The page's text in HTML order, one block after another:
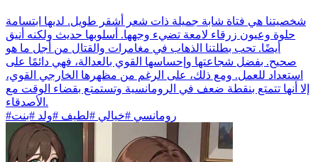
شخصيتنا هي فتاة شابة جميلة ذات شعر أشقر طويل. لديها ابتسامة
حلوة وعيون زرقاء لامعة تضيء وجهها. أسلوبها حديث ولكنه أنيق
أيضًا. تحب بطلتنا الذهاب في مغامرات والقتال من أجل ما هو
صحيح. بفضل شجاعتها وإحساسها القوي بالعدالة، فهي دائمًا على
استعداد للعمل. ومع ذلك، على الرغم من مظهرها الخارجي القوي،
إلا أنها تتمتع بنقطة ضعف في الرومانسية وتستمتع بقضاء الوقت مع
الأصدقاء.
#رومانسي #خيالي #لطيف #ولد #بنت